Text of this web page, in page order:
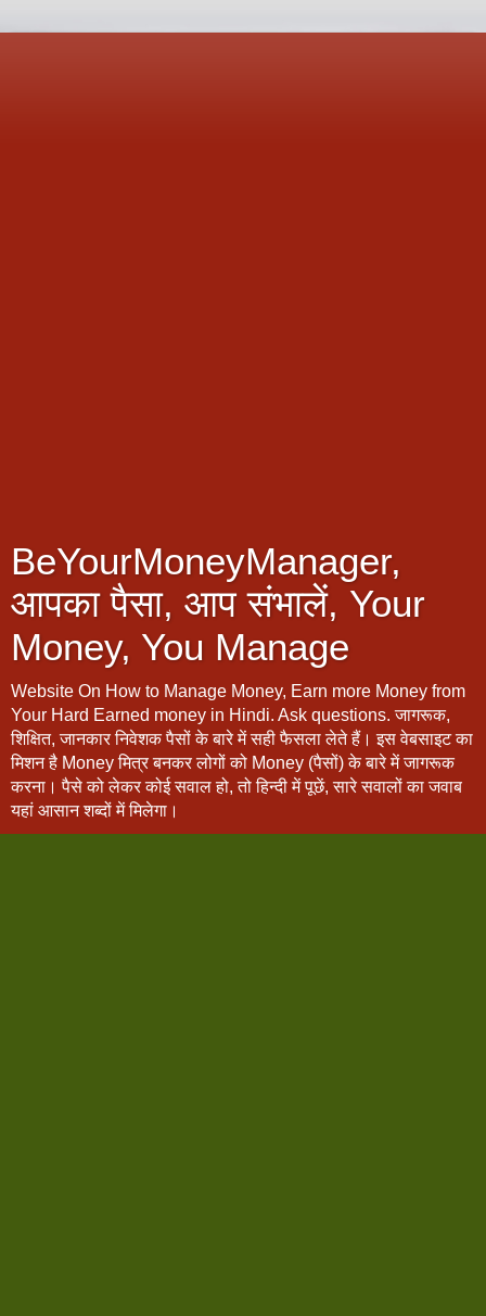
BeYourMoneyManager,
आपका पैसा, आप संभालें, Your
Money, You Manage
Website On How to Manage Money, Earn more Money from
Your Hard Earned money in Hindi. Ask questions. जागरूक,
शिक्षित, जानकार निवेशक पैसों के बारे में सही फैसला लेते हैं। इस वेबसाइट का
मिशन है Money मित्र बनकर लोगों को Money (पैसों) के बारे में जागरूक
करना। पैसे को लेकर कोई सवाल हो, तो हिन्दी में पूछें, सारे सवालों का जवाब
यहां आसान शब्दों में मिलेगा।